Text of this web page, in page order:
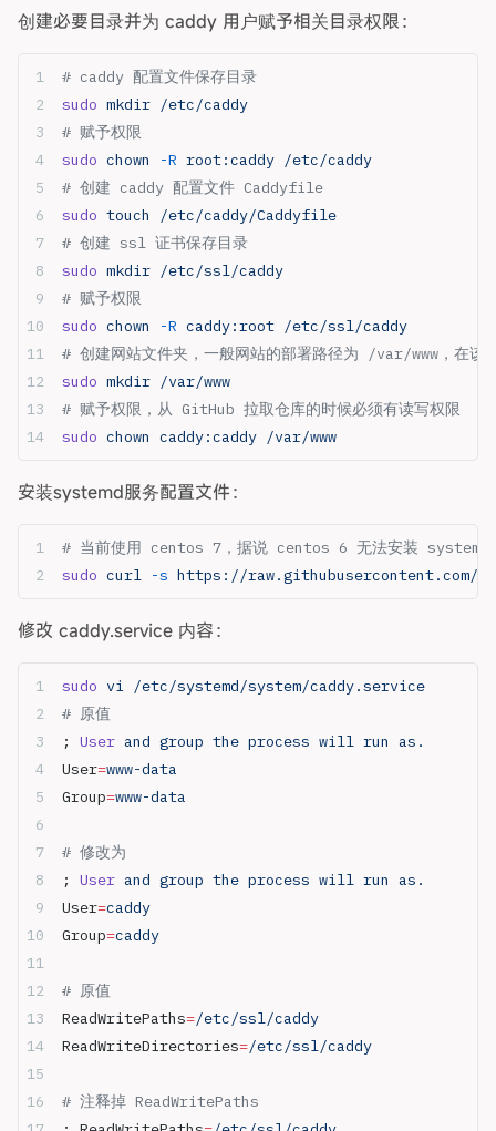
创建必要目录并为 caddy 用户赋予相关目录权限：
# caddy 配置文件保存目录
sudo mkdir /etc/caddy
# 赋予权限
sudo chown -R root:caddy /etc/caddy
# 创建 caddy 配置文件 Caddyfile
sudo touch
/etc/caddy/Caddyfile
# 创建 ssl 证书保存目录
sudo mkdir /etc/ssl/caddy
# 赋予权限
sudo chown -R caddy:root /etc/ssl/caddy
# 创建网站文件夹，一般网站的部署路径为 /var/www，在该
sudo mkdir /var/www
# 赋予权限，从 GitHub 拉取仓库的时候必须有读写权限
sudo chown caddy:caddy /var/www
安装systemd服务配置文件：
# 当前使用 centos 7，据说 centos 6 无法安装
sudo curl -s https://raw.githubusercontent.com/
修改 caddy.service 内容：
sudo vi /etc/systemd/system/caddy.service
# 原值
; User and group the process will run
as.
User=www-data
Group=www-data
# 修改为
; User and group the process will run
as.
User=caddy
Group=caddy
# 原值
ReadWritePaths=/etc/ssl/caddy
ReadWriteDirectories=/etc/ssl/caddy
# 注释掉 ReadWritePaths